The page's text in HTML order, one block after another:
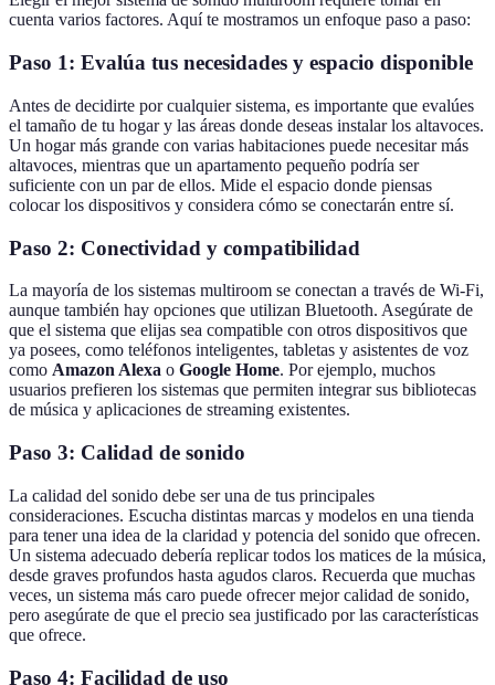
cuenta varios factores. Aquí te mostramos un enfoque paso a paso:
Paso 1: Evalúa tus necesidades y espacio disponible
Antes de decidirte por cualquier sistema, es importante que evalúes
el tamaño de tu hogar y las áreas donde deseas instalar los altavoces.
Un hogar más grande con varias habitaciones puede necesitar más
altavoces, mientras que un apartamento pequeño podría ser
suficiente con un par de ellos. Mide el espacio donde piensas
colocar los dispositivos y considera cómo se conectarán entre sí.
Paso 2: Conectividad y compatibilidad
La mayoría de los sistemas multiroom se conectan a través de Wi-Fi,
aunque también hay opciones que utilizan Bluetooth. Asegúrate de
que el sistema que elijas sea compatible con otros dispositivos que
ya posees, como teléfonos inteligentes, tabletas y asistentes de voz
como Amazon Alexa o Google Home. Por ejemplo, muchos
usuarios prefieren los sistemas que permiten integrar sus bibliotecas
de música y aplicaciones de streaming existentes.
Paso 3: Calidad de sonido
La calidad del sonido debe ser una de tus principales
consideraciones. Escucha distintas marcas y modelos en una tienda
para tener una idea de la claridad y potencia del sonido que ofrecen.
Un sistema adecuado debería replicar todos los matices de la música,
desde graves profundos hasta agudos claros. Recuerda que muchas
veces, un sistema más caro puede ofrecer mejor calidad de sonido,
pero asegúrate de que el precio sea justificado por las características
que ofrece.
Paso 4: Facilidad de uso